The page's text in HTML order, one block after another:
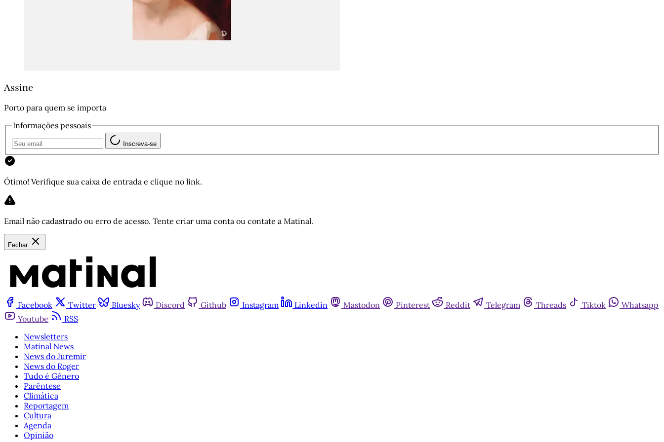
Assine
Porto para quem se importa
Informações pessoais
Inscreva-se
Ótimo! Verifique sua caixa de entrada e clique no link.
Email não cadastrado ou erro de acesso. Tente criar uma conta ou contate a Matinal.
Fechar
Facebook Twitter Bluesky Discord Github Instagram Linkedin Mastodon Pinterest Reddit Telegram Threads Tiktok
Whatsapp
Youtube
RSS
Newsletters
Matinal News
News do Juremir
News do Roger
Tudo é Gênero
Parêntese
Climática
Reportagem
Cultura
Agenda
Opinião